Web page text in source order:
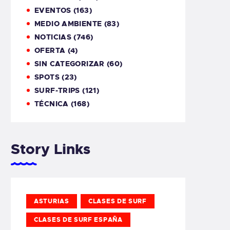
EVENTOS (163)
MEDIO AMBIENTE (83)
NOTICIAS (746)
OFERTA (4)
SIN CATEGORIZAR (60)
SPOTS(23)
SURF-TRIPS (121)
TÉCNICA (168)
Story Links
ASTURIAS CLASES DE SURF
CLASES DE SURF ESPAÑA